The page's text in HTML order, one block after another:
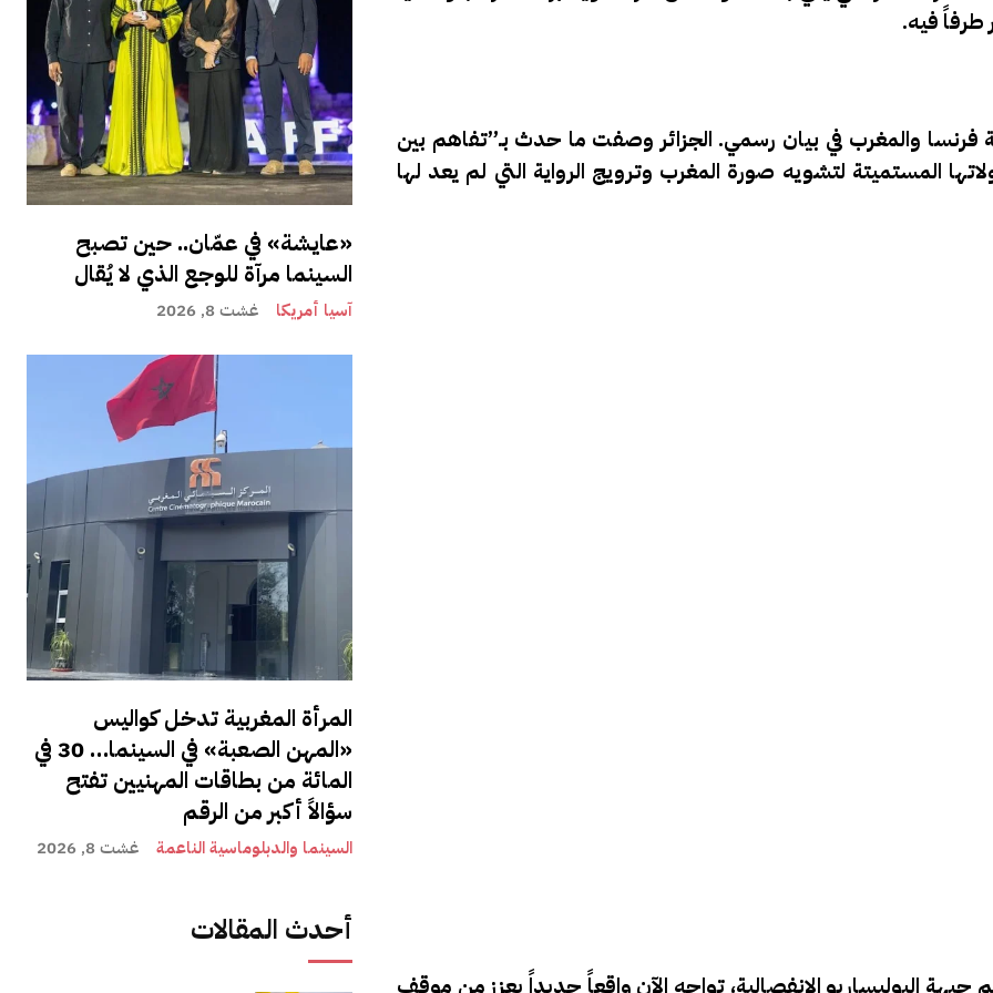
«عايشة» في عمّان.. حين تصبح
السينما مرآة للوجع الذي لا يُقال
آسيا أمريكا غشت 8, 2026
المرأة المغربية تدخل كواليس
«المهن الصعبة» في السينما… 30 في
المائة من بطاقات المهنيين تفتح
سؤالاً أكبر من الرقم
السينما والدبلوماسية الناعمة غشت 8, 2026
أحدث المقالات
طرفاً فيه.
فرنسا والمغرب في بيان رسمي. الجزائر وصفت ما حدث بـ”تفاهم بين
المستميتة لتشويه صورة المغرب وترويج الرواية التي لم يعد لها
جبهة البوليساريو الانفصالية، تواجه الآن واقعاً جديداً يعزز من موقف